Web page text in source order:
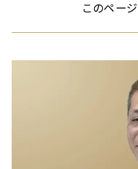
このペー